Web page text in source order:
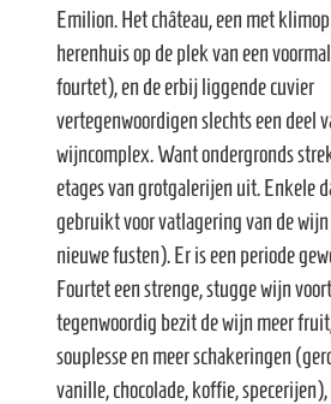
Emilion. Het château, een met
herenhuis op de plek van een
fourtet), en de erbij liggende cuvier
vertegenwoordigen slechts een deel
wijncomplex. Want ondergronds
etages van grotgalerijen uit. Enkele
gebruikt voor vatlagering van de
nieuwe fusten). Er is een periode
Fourtet een strenge, stugge wijn
tegenwoordig bezit de wijn meer
souplesse en meer schakeringen
vanille, chocolade, koffie,